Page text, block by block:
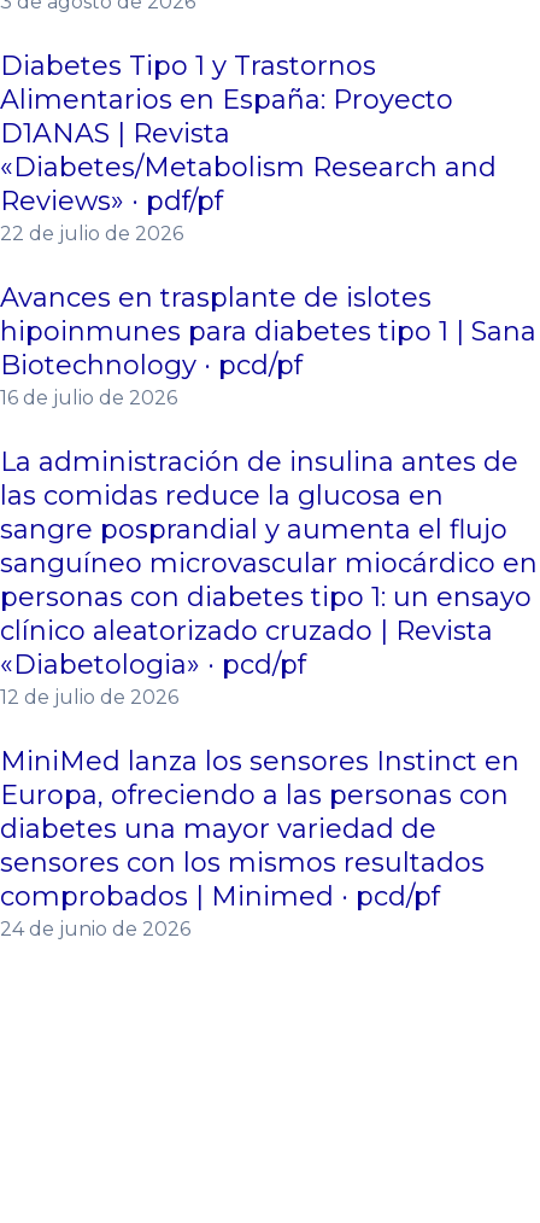
Diabetes Tipo 1 y Trastornos
Alimentarios en España: Proyecto
D1ANAS | Revista
«Diabetes/Metabolism Research and
Reviews» · pdf/pf
22 de julio de 2026
Avances en trasplante de islotes
hipoinmunes para diabetes tipo 1 | Sana
Biotechnology · pcd/pf
16 de julio de 2026
La administración de insulina antes de
las comidas reduce la glucosa en
sangre posprandial y aumenta el flujo
sanguíneo microvascular miocárdico en
personas con diabetes tipo 1: un ensayo
clínico aleatorizado cruzado | Revista
«Diabetologia» · pcd/pf
12 de julio de 2026
MiniMed lanza los sensores Instinct en
Europa, ofreciendo a las personas con
diabetes una mayor variedad de
sensores con los mismos resultados
comprobados | Minimed · pcd/pf
24 de junio de 2026